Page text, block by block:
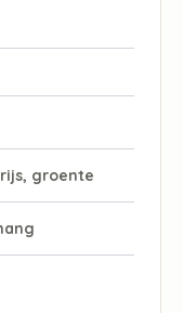
groente